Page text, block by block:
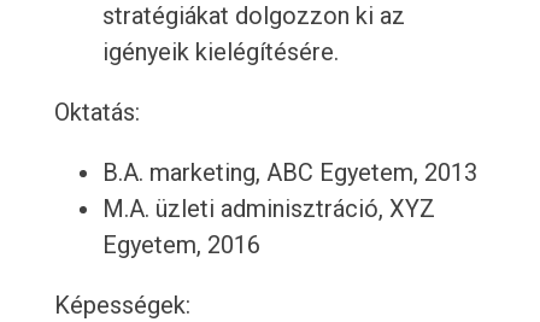
stratégiákat dolgozzon ki az
igényeik kielégítésére.
Oktatás:
B.A. marketing, ABC Egyetem, 2013
M.A. üzleti adminisztráció, XYZ
Egyetem, 2016
Képességek: